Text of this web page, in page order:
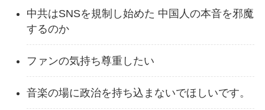
中共はSNSを規制し始めた 中国人の本音を邪魔
するのか
ファンの気持ち尊重したい
音楽の場に政治を持ち込まないでほしいです。